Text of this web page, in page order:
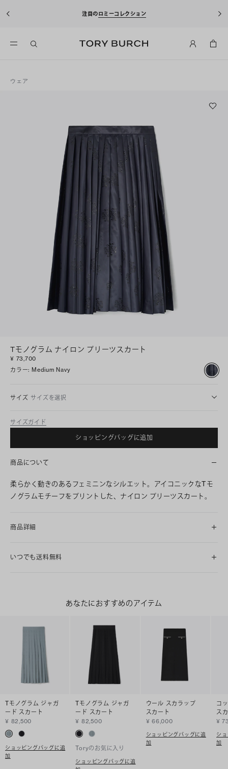
注目のロミーコレクション
ウェア
Tモノグラム ナイロン プリーツスカート
¥ 73,700
カラー: Medium Navy
サイズ サイズを選択
サイズガイド
ショッピングバッグに追加
商品について
柔らかく動きのあるフェミニンなシルエット。アイコニックなTモ
ノグラムモチーフをプリントした、ナイロン プリーツスカート。
商品詳細
いつでも送料無料
あなたにおすすめのアイテム
Tモノグラム ジャガ
ード スカート
¥ 82,500
ショッピングバッグに追
加
Tモノグラム ジャガ
ード スカート
¥ 82,500
Toryのお気に入り
ショッピングバッグに追
ウール スカラップ
スカート
¥ 66,000
ショッピングバッグに追
加
コ
ス
¥
シ
加